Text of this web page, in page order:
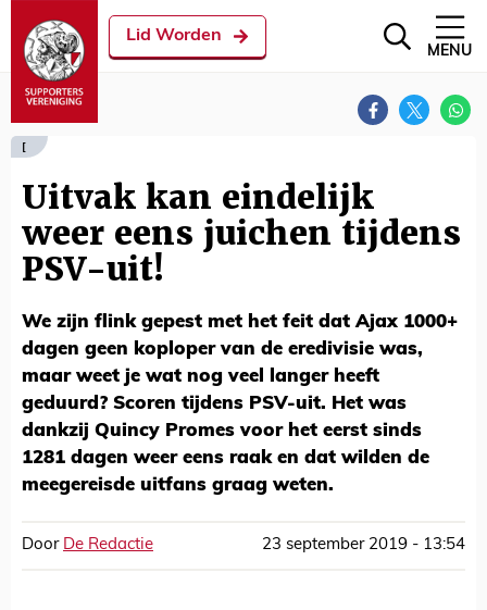
Lid Worden
MENU
[
Uitvak kan eindelijk
weer eens juichen tijdens
PSV-uit!
We zijn flink gepest met het feit dat Ajax 1000+
dagen geen koploper van de eredivisie was,
maar weet je wat nog veel langer heeft
geduurd? Scoren tijdens PSV-uit. Het was
dankzij Quincy Promes voor het eerst sinds
1281 dagen weer eens raak en dat wilden de
meegereisde uitfans graag weten.
Door De Redactie 23 september 2019 - 13:54